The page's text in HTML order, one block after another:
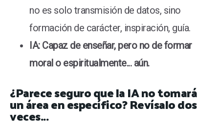
no es solo transmisión de datos, sino
formación de carácter, inspiración, guía.
IA: Capaz de enseñar, pero no de formar
moral o espiritualmente... aún.
¿Parece seguro que la IA no tomará
un área en específico? Revísalo dos
veces...